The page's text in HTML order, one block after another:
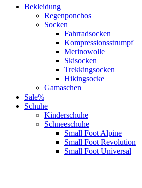
Bekleidung
Regenponchos
Socken
Fahrradsocken
Kompressionsstrumpf
Merinowolle
Skisocken
Trekkingsocken
Hikingsocke
Gamaschen
Sale%
Schuhe
Kinderschuhe
Schneeschuhe
Small Foot Alpine
Small Foot Revolution
Small Foot Universal